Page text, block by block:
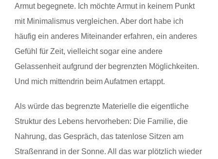
Armut begegnete. Ich möchte Armut in keinem Punkt
mit Minimalismus vergleichen. Aber dort habe ich
häufig ein anderes Miteinander erfahren, ein anderes
Gefühl für Zeit, vielleicht sogar eine andere
Gelassenheit aufgrund der begrenzten Möglichkeiten.
Und mich mittendrin beim Aufatmen ertappt.
Als würde das begrenzte Materielle die eigentliche
Struktur des Lebens hervorheben: Die Familie, die
Nahrung, das Gespräch, das tatenlose Sitzen am
Straßenrand in der Sonne. All das war plötzlich wieder